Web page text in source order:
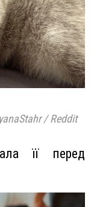
/ Reddit
її перед